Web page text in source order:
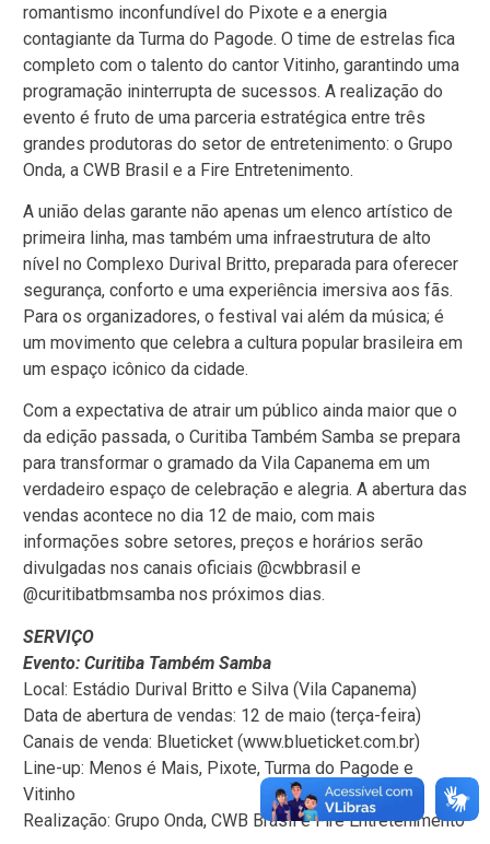
romantismo inconfundível do Pixote e a energia
contagiante da Turma do Pagode. O time de estrelas fica
completo com o talento do cantor Vitinho, garantindo uma
programação ininterrupta de sucessos. A realização do
evento é fruto de uma parceria estratégica entre três
grandes produtoras do setor de entretenimento: o Grupo
Onda, a CWB Brasil e a Fire Entretenimento.
A união delas garante não apenas um elenco artístico de
primeira linha, mas também uma infraestrutura de alto
nível no Complexo Durival Britto, preparada para oferecer
segurança, conforto e uma experiência imersiva aos fãs.
Para os organizadores, o festival vai além da música; é
um movimento que celebra a cultura popular brasileira em
um espaço icônico da cidade.
Com a expectativa de atrair um público ainda maior que o
da edição passada, o Curitiba Também Samba se prepara
para transformar o gramado da Vila Capanema em um
verdadeiro espaço de celebração e alegria. A abertura das
vendas acontece no dia 12 de maio, com mais
informações sobre setores, preços e horários serão
divulgadas nos canais oficiais @cwbbrasil e
@curitibatbmsamba nos próximos dias.
SERVIÇO
Evento: Curitiba Também Samba
Local: Estádio Durival Britto e Silva (Vila Capanema)
Data de abertura de vendas: 12 de maio (terça-feira)
Canais de venda: Blueticket (www.blueticket.com.br)
Line-up: Menos é Mais, Pixote, Turma do Pagode e
Vitinho
Realização: Grupo Onda, CWB Brasil e Fire Entretenimento